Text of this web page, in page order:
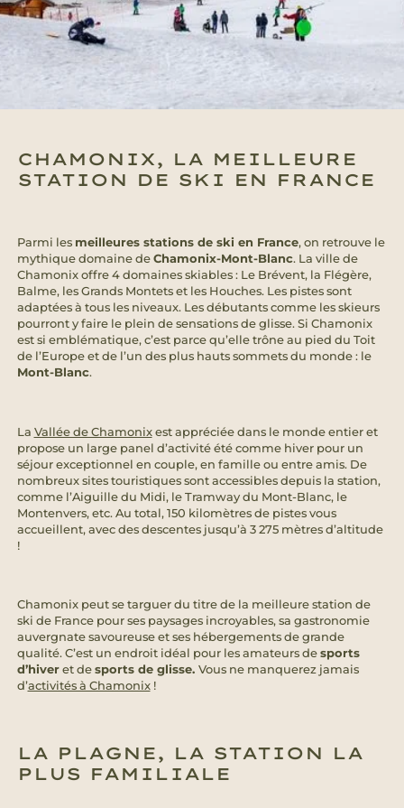
CHAMONIX, LA MEILLEURE
STATION DE SKI EN FRANCE
Parmi les meilleures stations de ski en France, on retrouve le
mythique domaine deChamonix-Mont-Blanc. La ville de
Chamonix offre 4 domaines skiables : Le Brévent, la Flégère,
Balme, les Grands Montets et les Houches. Les pistes sont
adaptées à tous les niveaux. Les débutants comme les skieurs
pourront y faire le plein de sensations de glisse. Si Chamonix
est si emblématique, c’est parce qu’elle trône au pied du Toit
de l’Europe et de l’un des plus hauts sommets du monde : le
Mont-Blanc.
La Vallée de Chamonixest appréciée dans le monde entier et
propose un large panel d’activité été comme hiver pour un
séjour exceptionnel en couple, en famille ou entre amis. De
nombreux sites touristiques sont accessibles depuis la station,
comme l’Aiguille du Midi, le Tramway du Mont-Blanc, le
Montenvers, etc. Au total, 150 kilomètres de pistes vous
accueillent, avec des descentes jusqu’à 3 275 mètres d’altitude
!
Chamonix peut se targuer du titre de la meilleure station de
ski de France pour ses paysages incroyables, sa gastronomie
auvergnate savoureuse et ses hébergements de grande
qualité. C’est un endroit idéal pour les amateurs desports
d’hiveret desports de glisse. Vous ne manquerez jamais
d’activités à Chamonix!
LA PLAGNE, LA STATION LA
PLUS FAMILIALE